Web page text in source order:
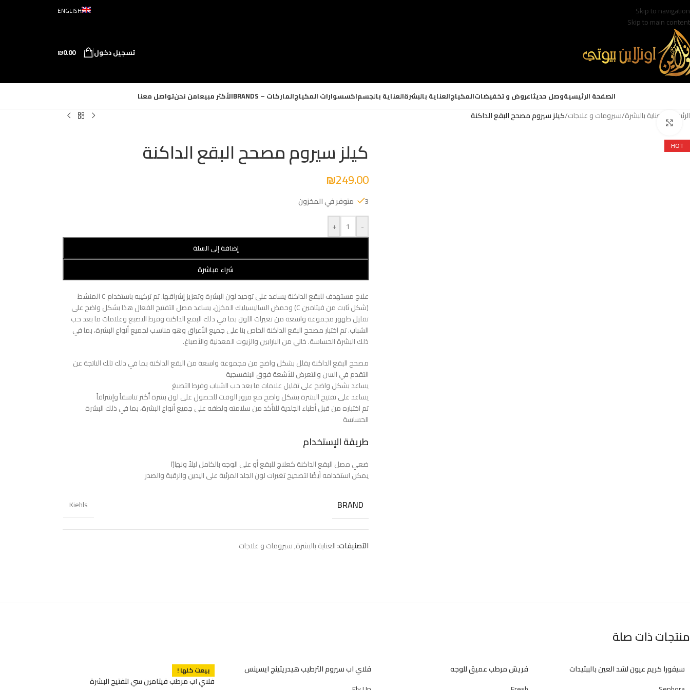
Skip to navigation
Skip to main content
ENGLISH
تسجيل دخول ₪0.00
الصفحة الرئيسيةوصل حديثاعروض و تخفيضاتالمكياجالعناية بالبشرةالعناية بالجسماكسسوارات المكياجالماركات – BRANDS الأكثر مبيعامن نحنتواصل معنا
الرئيسية العناية بالبشرة/سيرومات و علاجات/كيلز سيروم مصحح البقع الداكنة
HOT
Click to enlarge
كيلز سيروم مصحح البقع الداكنة
₪249.00
3 متوفر في المخزون
-
+
إضافة إلى السلة
شراء مباشرة
علاج مستهدف للبقع الداكنة يساعد على توحيد لون البشرة وتعزيز إشراقها. تم تركيبه باستخدام C المنشط
(شكل ثابت من فيتامين C) وحمض الساليسيليك المخزن، يساعد مصل التفتيح الفعال هذا بشكل واضح على
تقليل ظهور مجموعة واسعة من تغيرات اللون بما في ذلك البقع الداكنة وفرط التصبغ وعلامات ما بعد حب
الشباب. تم اختبار مصحح البقع الداكنة الخاص بنا على جميع الأعراق وهو مناسب لجميع أنواع البشرة، بما في
ذلك البشرة الحساسة. خالي من البارابين والزيوت المعدنية والأصباغ.
مصحح البقع الداكنة يقلل بشكل واضح من مجموعة واسعة من البقع الداكنة بما في ذلك تلك الناتجة عن
التقدم في السن والتعرض للأشعة فوق البنفسجية
يساعد بشكل واضح على تقليل علامات ما بعد حب الشباب وفرط التصبغ
يساعد على تفتيح البشرة بشكل واضح مع مرور الوقت للحصول على لون بشرة أكثر تناسقاً وإشراقاً
تم اختباره من قبل أطباء الجلدية للتأكد من سلامته ولطفه على جميع أنواع البشرة، بما في ذلك البشرة
الحساسة
طريقة الإستخدام
ضعي مصل البقع الداكنة كعلاج للبقع أو على الوجه بالكامل ليلاً ونهارًا
يمكن استخدامه أيضًا لتصحيح تغيرات لون الجلد المرئية على اليدين والرقبة والصدر
BRAND
Kiehls
التصنيفات:العناية بالبشرة,سيرومات و علاجات
منتجات ذات صلة
سيفورا كريم عيون لشد العين بالببتيدات
فريش مرطب عميق للوجه
فلاي اب سيروم الترطيب هيدريتينج ايسينس
بيعت كلها !
فلاي اب مرطب فيتامين سي لتفتيح البشرة